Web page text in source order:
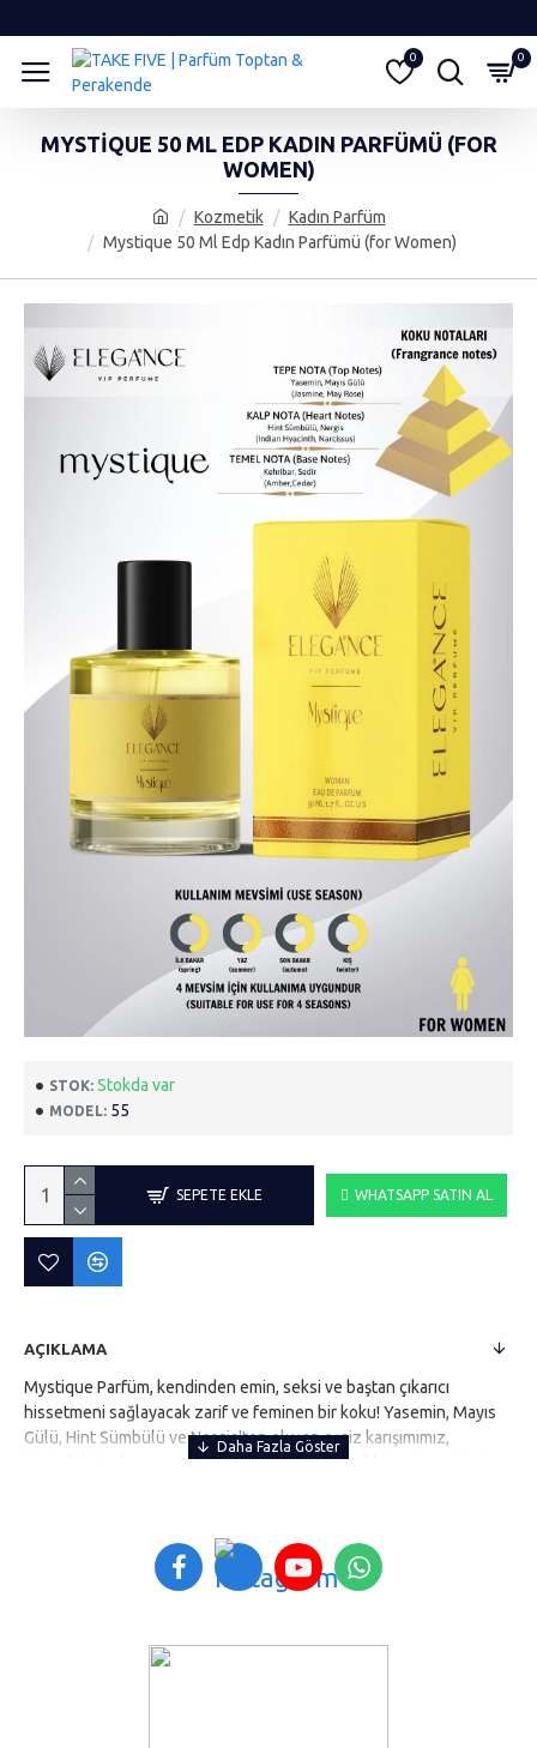
0 0
Kozmetik
Kadın Parfüm
Mystique 50 Ml Edp Kadın Parfümü (for Women)
MYSTIQUE 50 ML EDP KADIN PARFÜMÜ (FOR
WOMEN)
STOK: Stokda var
MODEL: 55
SEPETE EKLE WHATSAPP SATIN AL
AÇIKLAMA
Mystique Parfüm, kendinden emin, seksi ve baştan çıkarıcı
hissetmeni sağlayacak zarif ve feminen bir koku! Yasemin, Mayıs
Gülü, Hint Sümbülü ve Nergis'ten oluşan eşsiz karışımımız,
içinizdeki Kadını uyandırmak ve kendinizi güzel hissetmeniz için
bırakmanızı sağlayacaktır. ; Uzun süreli etkinliği ile gizeminizi ve
sevginizi ifade etmenin mükemmel yolu! Mystique Parfüm ile
gecenin kraliçesi olun ve herkesin kalbini çarpmaya hazır olun!
çıkarabilirsiniz. ; Lüks parfümümüz yalnızca en iyi malzemelerden